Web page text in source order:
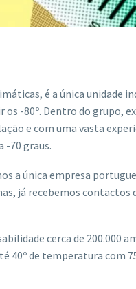
é a única unidade
os -80º. Dentro do grupo,
e com uma vasta
-70 graus.
a única empresa
já recebemos contactos
cerca de 200.000
40º de temperatura com